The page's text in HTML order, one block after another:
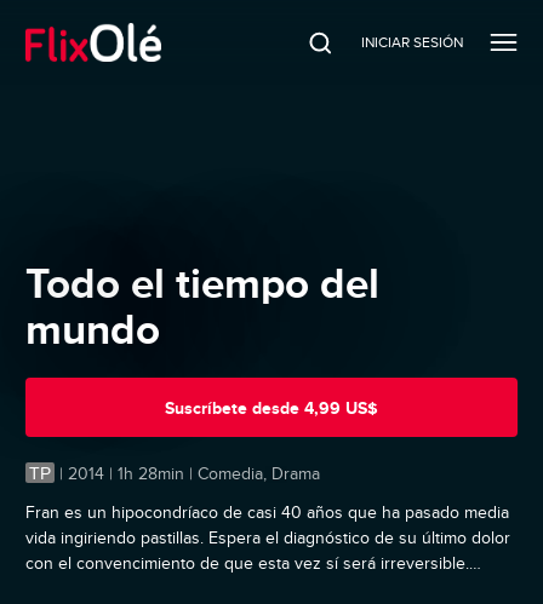
INICIAR SESIÓN
Todo el tiempo del
mundo
Suscríbete desde 4,99 US$
TP | 2014 | 1h 28min | Comedia, Drama
Fran es un hipocondríaco de casi 40 años que ha pasado media
vida ingiriendo pastillas. Espera el diagnóstico de su último dolor
con el convencimiento de que esta vez sí será irreversible.